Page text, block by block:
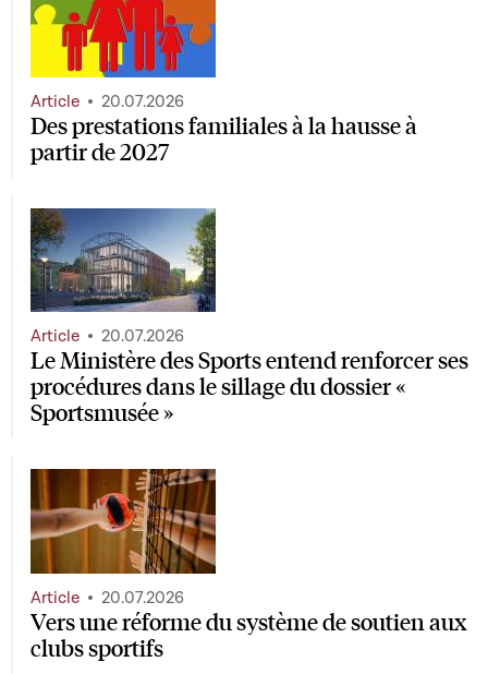
Des prestations familiales à la hausse à
partir de 2027
Article 20.07.2026
Le Ministère des Sports entend renforcer ses
procédures dans le sillage du dossier «
Sportsmusée »
Article 20.07.2026
Vers une réforme du système de soutien aux
clubs sportifs
Article 20.07.2026